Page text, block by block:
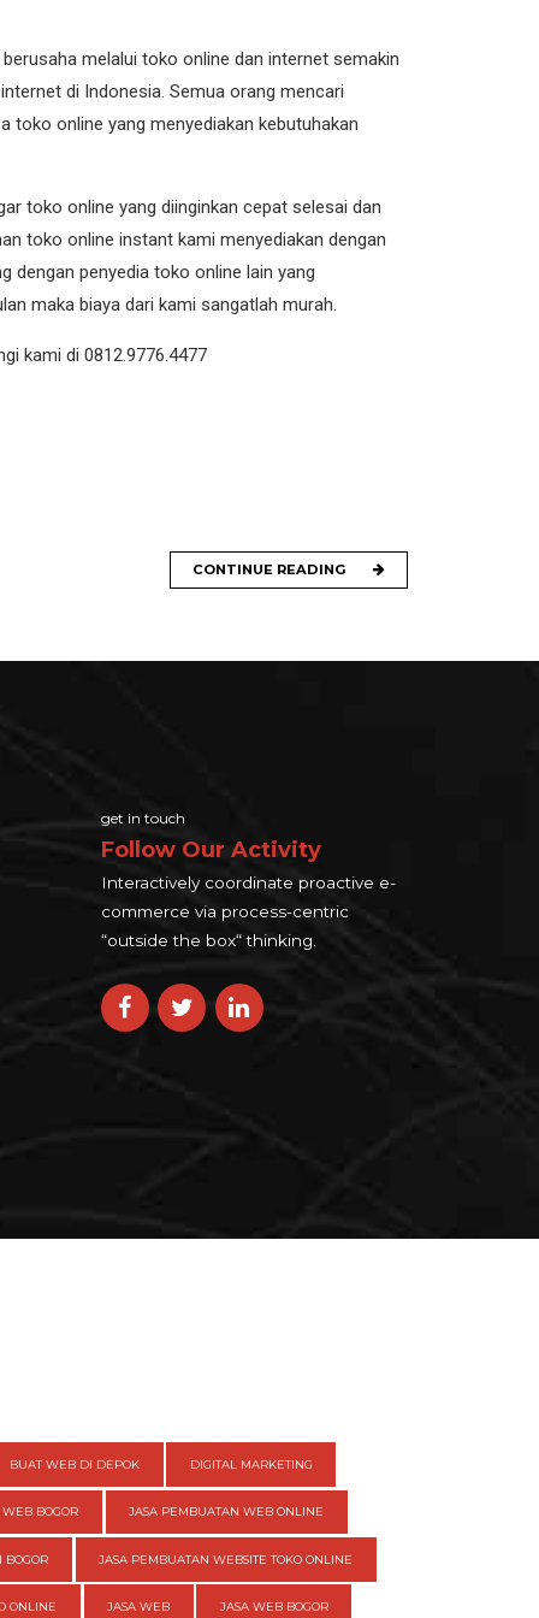
melalui toko online dan internet semakin
di Indonesia. Semua orang mencari
toko online yang menyediakan kebutuhakan
toko online yang diinginkan cepat selesai dan
toko online instant kami menyediakan dengan
dengan penyedia toko online lain yang
maka biaya dari kami sangatlah murah.
kami di 0812.9776.4477
CONTINUE READING
get in touch
Follow Our Activity
Interactively coordinate proactive e-
commerce via process-centric
“outside the box“ thinking.
BUAT WEB DI DEPOK DIGITAL MARKETING
BOGOR JASA PEMBUATAN WEB ONLINE
BOGOR JASA PEMBUATAN WEBSITE TOKO ONLINE
ONLINE JASA WEB JASA WEB BOGOR